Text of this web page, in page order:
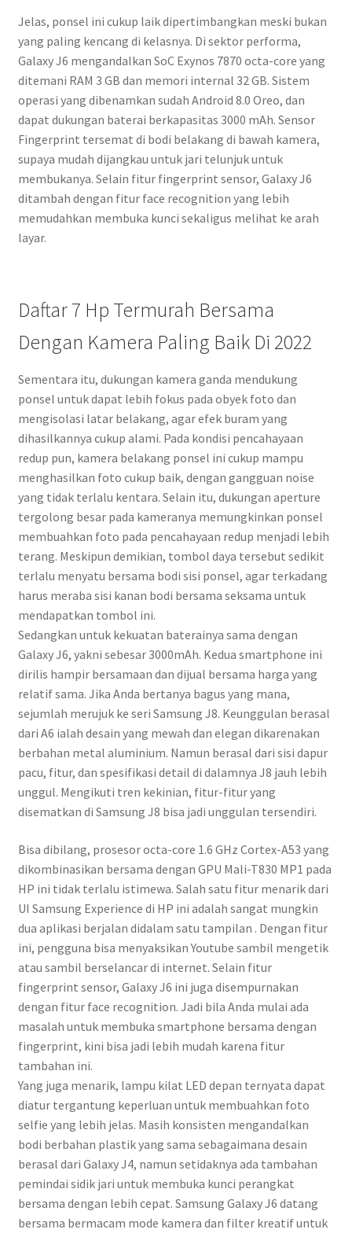
Jelas, ponsel ini cukup laik dipertimbangkan meski bukan
yang paling kencang di kelasnya. Di sektor performa,
Galaxy J6 mengandalkan SoC Exynos 7870 octa-core yang
ditemani RAM 3 GB dan memori internal 32 GB. Sistem
operasi yang dibenamkan sudah Android 8.0 Oreo, dan
dapat dukungan baterai berkapasitas 3000 mAh. Sensor
Fingerprint tersemat di bodi belakang di bawah kamera,
supaya mudah dijangkau untuk jari telunjuk untuk
membukanya. Selain fitur fingerprint sensor, Galaxy J6
ditambah dengan fitur face recognition yang lebih
memudahkan membuka kunci sekaligus melihat ke arah
layar.
Daftar 7 Hp Termurah Bersama
Dengan Kamera Paling Baik Di 2022
Sementara itu, dukungan kamera ganda mendukung
ponsel untuk dapat lebih fokus pada obyek foto dan
mengisolasi latar belakang, agar efek buram yang
dihasilkannya cukup alami. Pada kondisi pencahayaan
redup pun, kamera belakang ponsel ini cukup mampu
menghasilkan foto cukup baik, dengan gangguan noise
yang tidak terlalu kentara. Selain itu, dukungan aperture
tergolong besar pada kameranya memungkinkan ponsel
membuahkan foto pada pencahayaan redup menjadi lebih
terang. Meskipun demikian, tombol daya tersebut sedikit
terlalu menyatu bersama bodi sisi ponsel, agar terkadang
harus meraba sisi kanan bodi bersama seksama untuk
mendapatkan tombol ini.
Sedangkan untuk kekuatan baterainya sama dengan
Galaxy J6, yakni sebesar 3000mAh. Kedua smartphone ini
dirilis hampir bersamaan dan dijual bersama harga yang
relatif sama. Jika Anda bertanya bagus yang mana,
sejumlah merujuk ke seri Samsung J8. Keunggulan berasal
dari A6 ialah desain yang mewah dan elegan dikarenakan
berbahan metal aluminium. Namun berasal dari sisi dapur
pacu, fitur, dan spesifikasi detail di dalamnya J8 jauh lebih
unggul. Mengikuti tren kekinian, fitur-fitur yang
disematkan di Samsung J8 bisa jadi unggulan tersendiri.
Bisa dibilang, prosesor octa-core 1.6 GHz Cortex-A53 yang
dikombinasikan bersama dengan GPU Mali-T830 MP1 pada
HP ini tidak terlalu istimewa. Salah satu fitur menarik dari
UI Samsung Experience di HP ini adalah sangat mungkin
dua aplikasi berjalan didalam satu tampilan . Dengan fitur
ini, pengguna bisa menyaksikan Youtube sambil mengetik
atau sambil berselancar di internet. Selain fitur
fingerprint sensor, Galaxy J6 ini juga disempurnakan
dengan fitur face recognition. Jadi bila Anda mulai ada
masalah untuk membuka smartphone bersama dengan
fingerprint, kini bisa jadi lebih mudah karena fitur
tambahan ini.
Yang juga menarik, lampu kilat LED depan ternyata dapat
diatur tergantung keperluan untuk membuahkan foto
selfie yang lebih jelas. Masih konsisten mengandalkan
bodi berbahan plastik yang sama sebagaimana desain
berasal dari Galaxy J4, namun setidaknya ada tambahan
pemindai sidik jari untuk membuka kunci perangkat
bersama dengan lebih cepat. Samsung Galaxy J6 datang
bersama bermacam mode kamera dan filter kreatif untuk